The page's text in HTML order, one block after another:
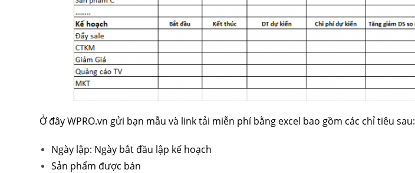
Ở đây WPRO.vn gửi bạn mẫu và link tải miễn phí bằng excel bao gồm các chỉ tiêu sau:
Ngày lập: Ngày bắt đầu lập kế hoạch
Sản phẩm được bán